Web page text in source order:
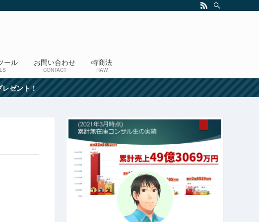
ール お問い合わせ
CONTACT
特商法
RAW
レゼント！